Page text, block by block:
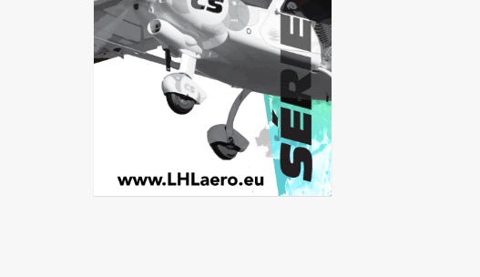
La Réunion
Languedoc-Roussillon-Midi-
Pyrénées
Mayotte